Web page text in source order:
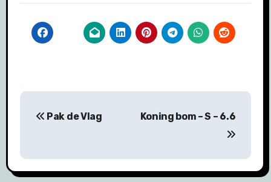
navigatie
Pak de Vlag Koning bom – S – 6.6